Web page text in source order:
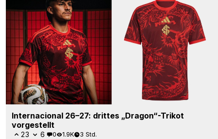
Internacional 26–27: drittes „Dragon“-Trikot
vorgestellt
23 6 0 1.9K 3 Std.